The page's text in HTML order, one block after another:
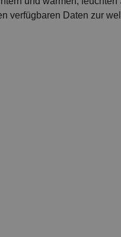
verfügbaren Daten zur